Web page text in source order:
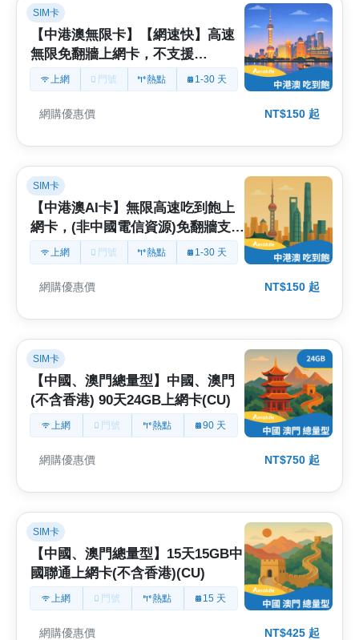
SIM卡
【中港澳無限卡】【網速快】高速
無限免翻牆上網卡，不支援
ChatGPT、Gemini (J)
上網 門號 熱點 1-30 天
網購優惠價 NT$150 起
SIM卡
【中港澳AI卡】無限高速吃到飽上
網卡，(非中國電信資源)免翻牆支援
ChatGPT、Gemini (B)
上網 門號 熱點 1-30 天
網購優惠價 NT$150 起
SIM卡
【中國、澳門總量型】中國、澳門
(不含香港) 90天24GB上網卡(CU)
上網 門號 熱點 90 天
網購優惠價 NT$750 起
SIM卡
【中國、澳門總量型】15天15GB中
國聯通上網卡(不含香港)(CU)
上網 門號 熱點 15 天
網購優惠價 NT$425 起